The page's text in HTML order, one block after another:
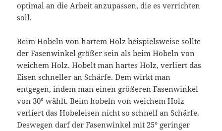
optimal an die Arbeit anzupassen, die es verrichten
soll.
Beim Hobeln von hartem Holz beispielsweise sollte
der Fasenwinkel größer sein als beim Hobeln von
weichem Holz. Hobelt man hartes Holz, verliert das
Eisen schneller an Schärfe. Dem wirkt man
entgegen, indem man einen größeren Fasenwinkel
von 30° wählt. Beim hobeln von weichem Holz
verliert das Hobeleisen nicht so schnell an Schärfe.
Deswegen darf der Fasenwinkel mit 25° geringer